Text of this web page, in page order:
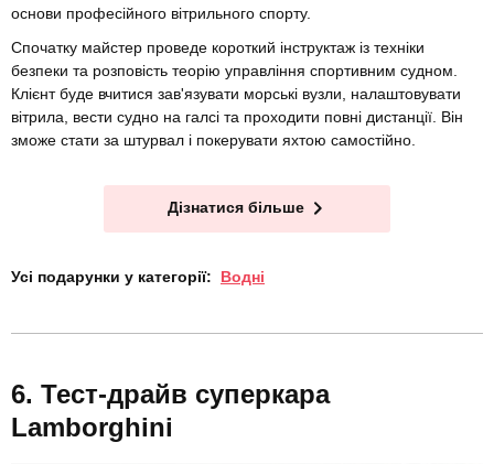
основи професійного вітрильного спорту.
Спочатку майстер проведе короткий інструктаж із техніки
безпеки та розповість теорію управління спортивним судном.
Клієнт буде вчитися зав'язувати морські вузли, налаштовувати
вітрила, вести судно на галсі та проходити повні дистанції. Він
зможе стати за штурвал і покерувати яхтою самостійно.
Дізнатися більше
Усі подарунки у категорії: Водні
Тест-драйв суперкара
Lamborghini